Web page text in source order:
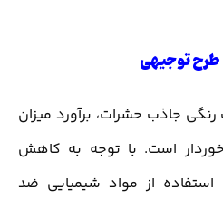
طرح توجیهی
جاذب حشرات، برآورد میزان
است. با توجه به کاهش
استفاده از مواد شیمیایی ضد